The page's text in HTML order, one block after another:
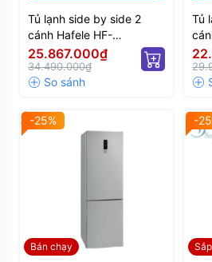
Tủ lạnh side by side 2
cánh Hafele HF-
SB6321FB 534.14.110
25.867.000₫
34.490.000₫
Tủ
Bán chạy
-25% -